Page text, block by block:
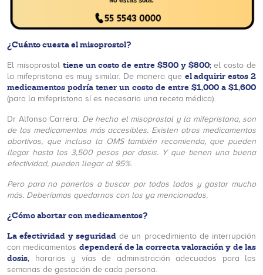
¿Cuánto cuesta el misoprostol?
El misoprostol tiene un costo de entre $500 y $800;el costo de
la mifepristona es muy similar. De manera que el adquirir estos 2
medicamentos podría tener un costo de entre $1,000 a $1,600
(para la mifepristona sí es necesaria una receta médica).
Dr Alfonso Carrera: De hecho el misoprostol y la mifepristona, son
de los medicamentos más accesibles. Existen otros medicamentos
abortivos, que incluso la OMS también recomienda, que pueden
llegar hasta los 3,500 pesos por dosis. Y que tienen una buena
efectividad, pueden llegar al 95%.
Pero para no ponerlos a buscar por todos lados y gastar mucho
más. Deberíamos quedarnos con los ya mencionados.
¿Cómo abortar con medicamentos?
La efectividad y seguridadde un procedimiento de interrupción
con medicamentos dependerá de la correcta valoración y de las
dosis, horarios y vías de administración adecuados para las
semanas de gestación de cada persona.